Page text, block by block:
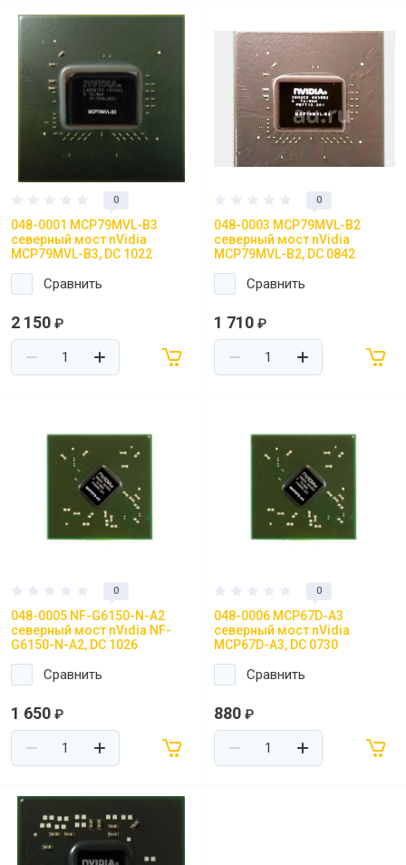
0
048-0001 MCP79MVL-B3
северный мост nVidia
MCP79MVL-B3, DC 1022
Сравнить
2 150 ₽
0
048-0003 MCP79MVL-B2
северный мост nVidia
MCP79MVL-B2, DC 0842
Сравнить
1 710 ₽
0
048-0005 NF-G6150-N-A2
северный мост nVidia NF-
G6150-N-A2, DC 1026
Сравнить
1 650 ₽
0
048-0006 MCP67D-A3
северный мост nVidia
MCP67D-A3, DC 0730
Сравнить
880 ₽